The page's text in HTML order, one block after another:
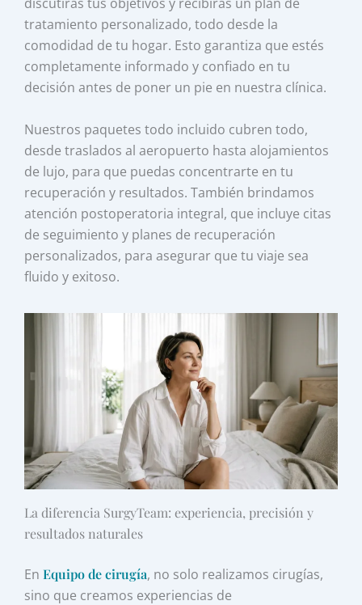
tratamiento personalizado, todo desde la
comodidad de tu hogar. Esto garantiza que estés
completamente informado y confiado en tu
decisión antes de poner un pie en nuestra clínica.
Nuestros paquetes todo incluido cubren todo,
desde traslados al aeropuerto hasta alojamientos
de lujo, para que puedas concentrarte en tu
recuperación y resultados. También brindamos
atención postoperatoria integral, que incluye citas
de seguimiento y planes de recuperación
personalizados, para asegurar que tu viaje sea
fluido y exitoso.
La diferencia SurgyTeam: experiencia, precisión y
resultados naturales
EnEquipo de cirugía, no solo realizamos cirugías,
sino que creamos experiencias de